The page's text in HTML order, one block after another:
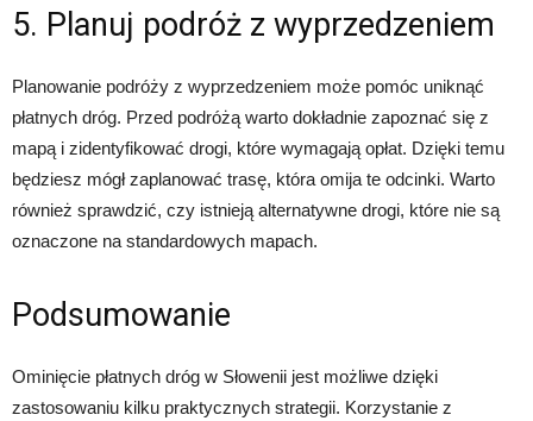
5. Planuj podróż z wyprzedzeniem
Planowanie podróży z wyprzedzeniem może pomóc uniknąć
płatnych dróg. Przed podróżą warto dokładnie zapoznać się z
mapą i zidentyfikować drogi, które wymagają opłat. Dzięki temu
będziesz mógł zaplanować trasę, która omija te odcinki. Warto
również sprawdzić, czy istnieją alternatywne drogi, które nie są
oznaczone na standardowych mapach.
Podsumowanie
Ominięcie płatnych dróg w Słowenii jest możliwe dzięki
zastosowaniu kilku praktycznych strategii. Korzystanie z